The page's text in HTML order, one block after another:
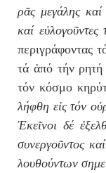
ρᾶς με­γά­λης καί
καί
πε­ρι­γρά­φο­ντας
τά ἀ­πό τήν ρη­τή
τόν κό­σμο
λή­φθη εἰς τόν
Ἐ­κεῖ­νοιδέ
συ­νερ­γοῦ­ντος
λου­θού­ντων